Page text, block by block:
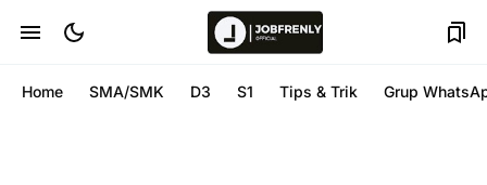
Home SMA/SMK D3 S1 Tips & Trik Grup